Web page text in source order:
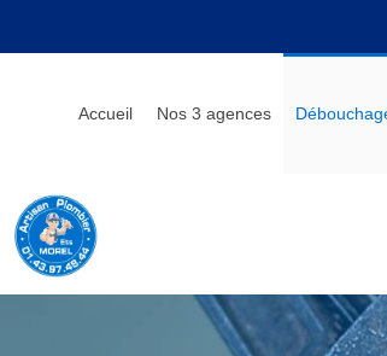
Accueil Nos 3 agences